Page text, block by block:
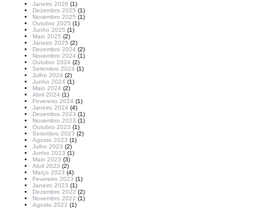
Janeiro 2026 (1)
Dezembro 2025 (1)
Novembro 2025 (1)
Outubro 2025 (1)
Junho 2025 (1)
Maio 2025 (2)
Janeiro 2025 (2)
Dezembro 2024 (2)
Novembro 2024 (1)
Outubro 2024 (2)
Setembro 2024 (1)
Julho 2024 (2)
Junho 2024 (1)
Maio 2024 (2)
Abril 2024 (1)
Fevereiro 2024 (1)
Janeiro 2024 (4)
Dezembro 2023 (1)
Novembro 2023 (1)
Outubro 2023 (1)
Setembro 2023 (2)
Agosto 2023 (1)
Julho 2023 (2)
Junho 2023 (1)
Maio 2023 (3)
Abril 2023 (2)
Março 2023 (4)
Fevereiro 2023 (1)
Janeiro 2023 (1)
Dezembro 2022 (2)
Novembro 2022 (1)
Agosto 2022 (1)